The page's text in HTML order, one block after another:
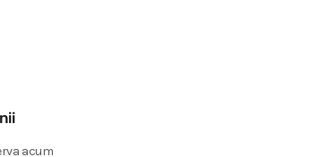
acum